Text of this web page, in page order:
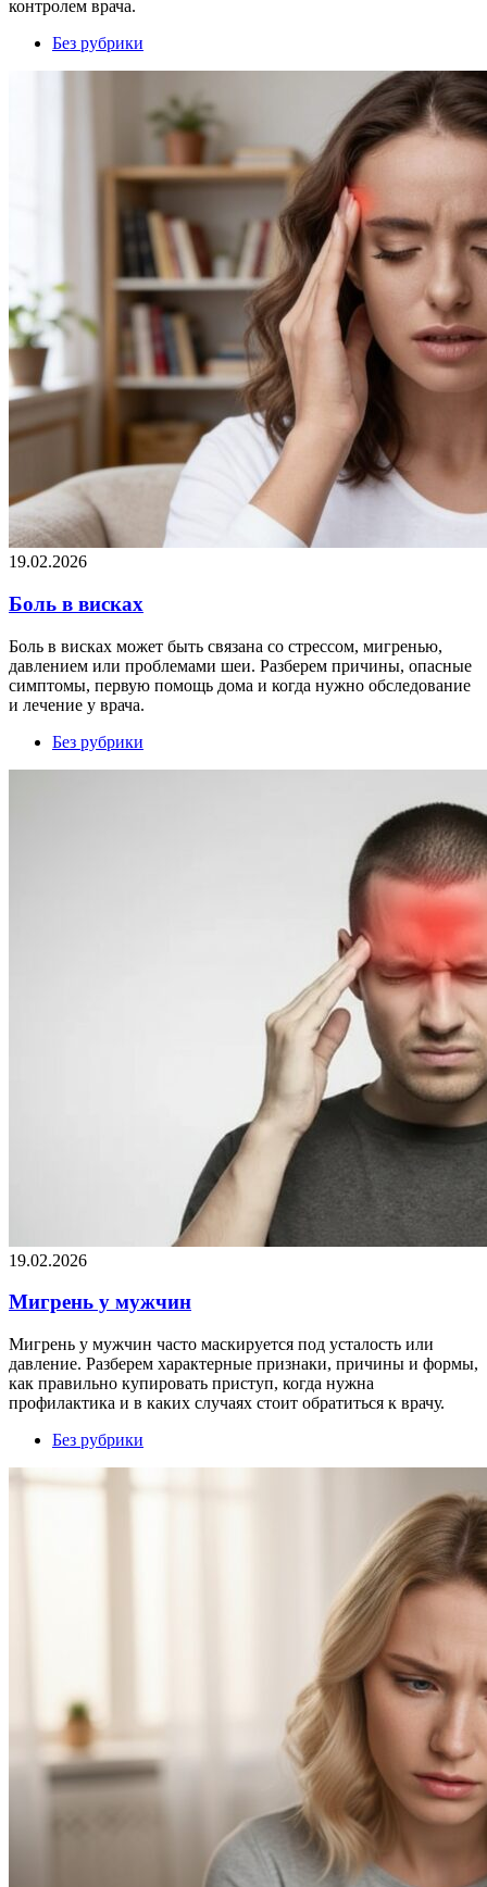
контролем врача.
Без рубрики
19.02.2026
Боль в висках
Боль в висках может быть связана со стрессом, мигренью,
давлением или проблемами шеи. Разберем причины, опасные
симптомы, первую помощь дома и когда нужно обследование
и лечение у врача.
Без рубрики
19.02.2026
Мигрень у мужчин
Мигрень у мужчин часто маскируется под усталость или
давление. Разберем характерные признаки, причины и формы,
как правильно купировать приступ, когда нужна
профилактика и в каких случаях стоит обратиться к врачу.
Без рубрики